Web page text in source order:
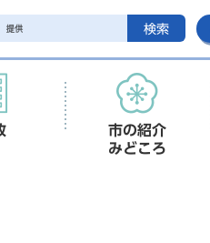
検索
市の紹介
みどころ